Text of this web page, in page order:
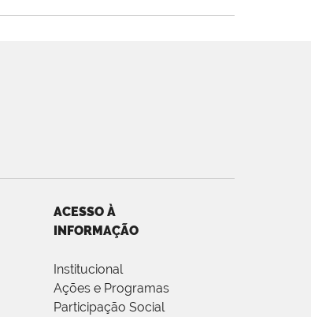
ACESSO À
INFORMAÇÃO
Institucional
Ações e Programas
Participação Social